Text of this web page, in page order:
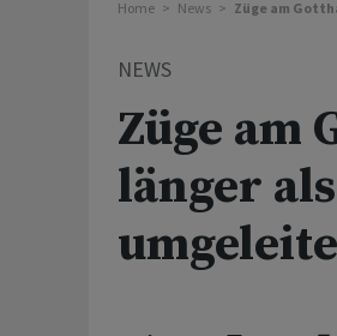
Home News Züge am
NEWS
Züge am
länger